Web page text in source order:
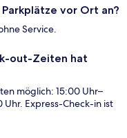
vor Ort an?
Service.
out-Zeiten hat
möglich: 15:00 Uhr–
Uhr. Express-Check-in ist